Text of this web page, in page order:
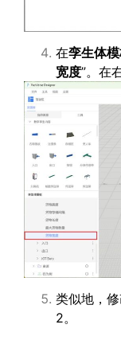
在孪生体
宽度”。在
类似地，
2。